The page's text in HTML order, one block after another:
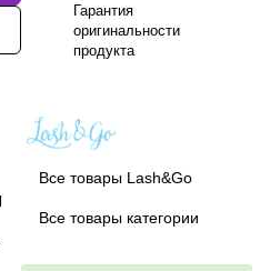
Гарантия
оригинальности
продукта
Все товары Lash&Go
Все товары категории